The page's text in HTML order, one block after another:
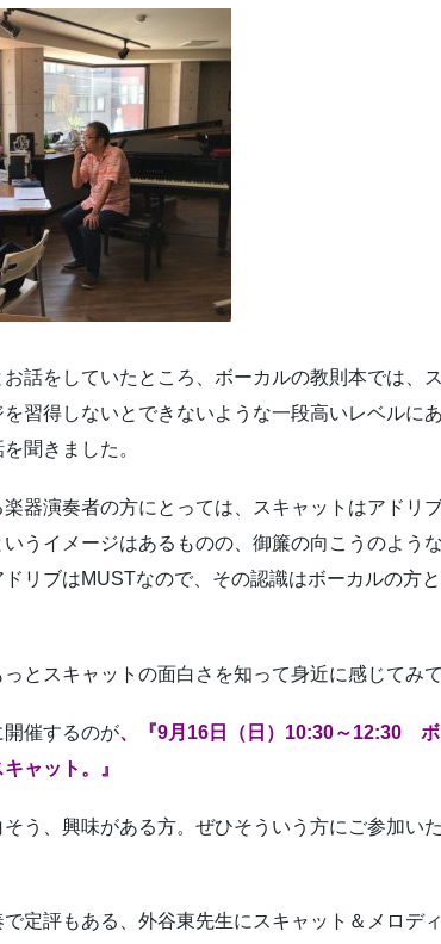
話をしていたところ、ボーカルの教則本では、
習得しないとできないような一段高いレベルに
聞きました。
器演奏者の方にとっては、スキャットはアドリ
うイメージはあるものの、御簾の向こうのよう
リブはMUSTなので、その認識はボーカルの方
とスキャットの面白さを知って身近に感じてみ
催するのが、『9月16日（日）10:30～12:30
ャット。』
う、興味がある方。ぜひそういう方にご参加い
定評もある、外谷東先生にスキャット＆メロデ